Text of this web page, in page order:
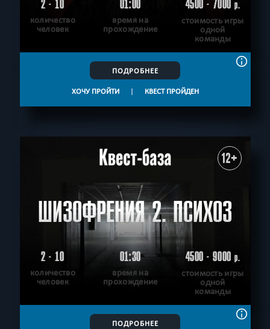
2 - 10
количество
человек
01:00
время на
прохождение
4500 - 7000р.
стоимость игры
одной
команды
ПОДРОБНЕЕ
ХОЧУ ПРОЙТИ | КВЕСТ ПРОЙДЕН
12+
ШИЗОФРЕНИЯ 2. ПСИХОЗ
2 - 10
количество
человек
01:30
время на
прохождение
4500 - 9000р.
стоимость игры
одной
команды
ПОДРОБНЕЕ